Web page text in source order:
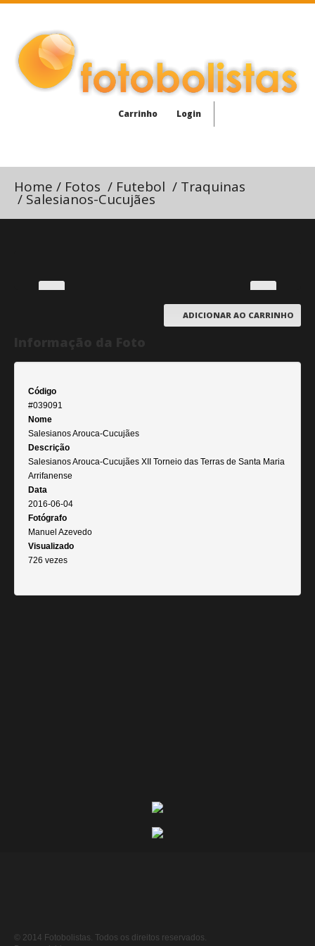
Carrinho Login
Home / Fotos / Futebol / Traquinas
/ Salesianos-Cucujães
ADICIONAR AO CARRINHO
Código
#039091
Nome
Salesianos Arouca-Cucujães
Descrição
Salesianos Arouca-Cucujães XII Torneio das Terras de Santa Maria
Arrifanense
Data
2016-06-04
Fotógrafo
Manuel Azevedo
Visualizado
726 vezes
© 2014 Fotobolistas. Todos os direitos reservados.